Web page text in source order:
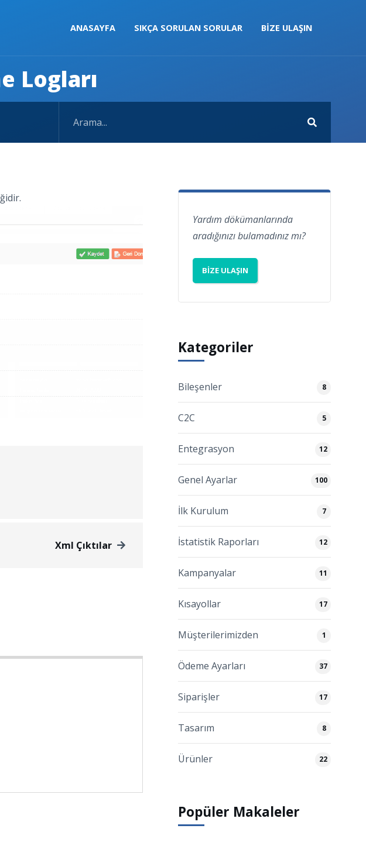
ANASAYFA SIKÇA SORULAN SORULAR BIZE ULAŞIN
Logları
Xml Çıktılar
Yardım dökümanlarında
aradığınızı bulamadınız mı?
BIZE ULAŞIN
Kategoriler
Bileşenler 8
C2C 5
Entegrasyon 12
Genel Ayarlar 100
İlk Kurulum 7
İstatistik Raporları 12
Kampanyalar 11
Kısayollar 17
Müşterilerimizden 1
Ödeme Ayarları 37
Siparişler 17
Tasarım 8
Ürünler 22
Popüler Makaleler